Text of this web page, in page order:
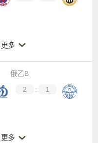
更多
俄乙B
2 :
1
更多